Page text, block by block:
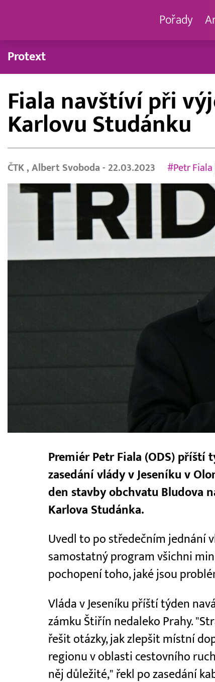
Pořady
Protext
Fiala navštíví při
Karlovu Studánku
ČTK , Albert Svoboda - 22.03.2023 #Petr Fiala
Premiér Petr Fiala (ODS)
zasedání vlády v Jeseníku v
den stavby obchvatu Bludova
Karlova Studánka.
Uvedl to po středečním jednání
samostatný program všichni
pochopení toho, jaké jsou
Vláda v Jeseníku příští týden
zámku Štiřín nedaleko Prahy.
řešit otázky, jak zlepšit místní
regionu v oblasti cestovního
něj důležité," řekl po zasedání